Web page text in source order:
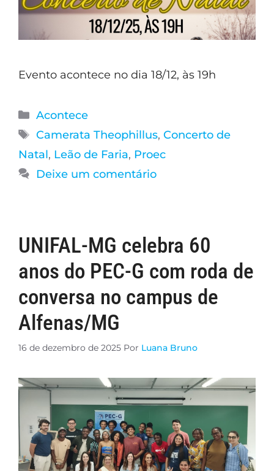
Evento acontece no dia 18/12, às 19h
Acontece
Camerata Theophillus, Concerto de
Natal, Leão de Faria, Proec
Deixe um comentário
UNIFAL-MG celebra 60
anos do PEC-G com roda de
conversa no campus de
Alfenas/MG
16 de dezembro de 2025 Por Luana Bruno